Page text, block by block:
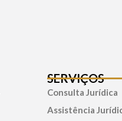
SERVIÇOS
Consulta Jurídica
Assistência